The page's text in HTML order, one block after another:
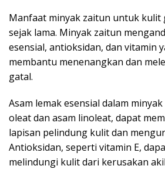
Manfaat minyak zaitun untuk kulit
sejak lama. Minyak zaitun
esensial, antioksidan, dan vitamin
membantu menenangkan dan
gatal.
Asam lemak esensial dalam
oleat dan asam linoleat, dapat
lapisan pelindung kulit dan
Antioksidan, seperti vitamin E,
melindungi kulit dari kerusakan